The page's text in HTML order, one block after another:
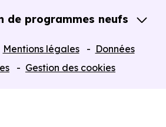
de programmes neufs
Mentions légales
Données
Gestion des cookies